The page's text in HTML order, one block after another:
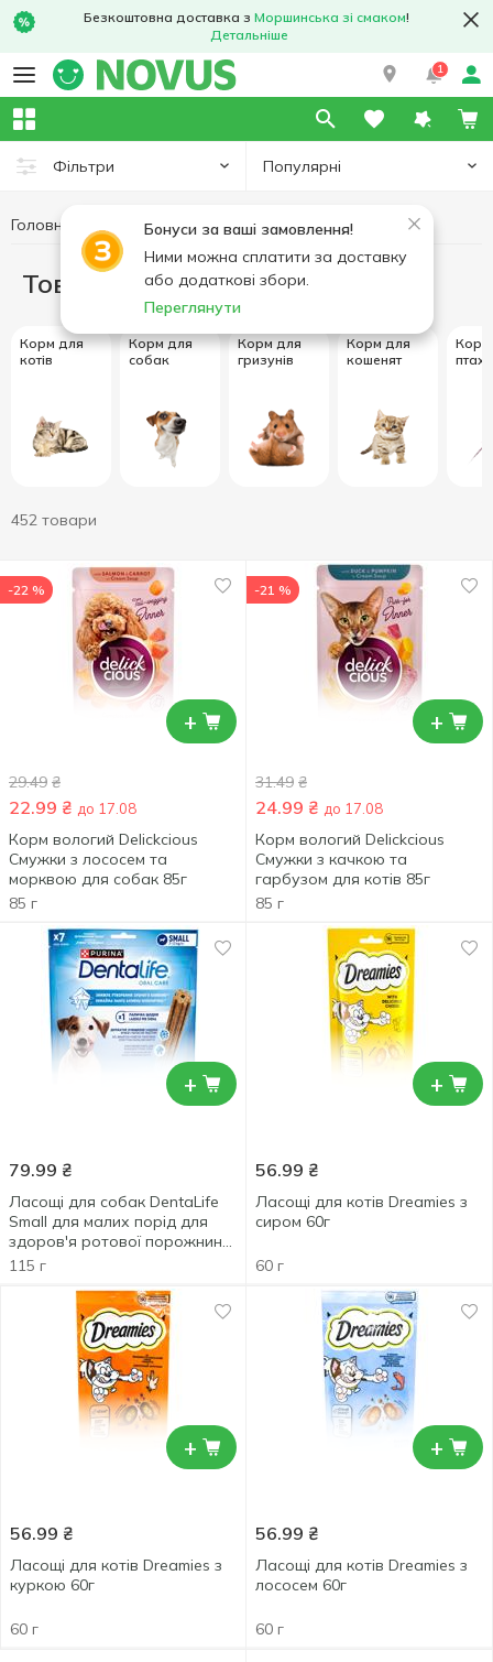
Безкоштовна доставка з Моршинська зі смаком!
Детальніше
1
Фільтри Популярні
Бонуси за ваші замовлення!
Ними можна сплатити за доставку
або додаткові збори.
Переглянути
Головна Товари для тварин
Товари для тварин
Корм для
котів
Корм для
собак
Корм для
гризунів
Корм для
кошенят
Корм
452 товари
+
-22 %
29.49 ₴
22.99 ₴ до 17.08
Корм вологий Delickcious
Смужки з лососем та
морквою для собак 85г
85 г
+
-21 %
31.49 ₴
24.99 ₴ до 17.08
Корм вологий Delickcious
Смужки з качкою та
гарбузом для котів 85г
85 г
+
79.99 ₴
Ласощі для собак DentaLife
Small для малих порід для
здоров'я ротової порожнини
115г
115 г
+
56.99 ₴
Ласощі для котів Dreamies з
сиром 60г
60 г
+
56.99 ₴
Ласощі для котів Dreamies з
куркою 60г
60 г
+
56.99 ₴
Ласощі для котів Dreamies з
лососем 60г
60 г